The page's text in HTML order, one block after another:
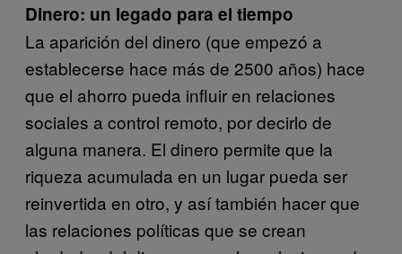
Dinero: un legado para el tiempo
La aparición del dinero (que empezó a
establecerse hace más de 2500 años) hace
que el ahorro pueda influir en relaciones
sociales a control remoto, por decirlo de
alguna manera. El dinero permite que la
riqueza acumulada en un lugar pueda ser
reinvertida en otro, y así también hacer que
las relaciones políticas que se crean